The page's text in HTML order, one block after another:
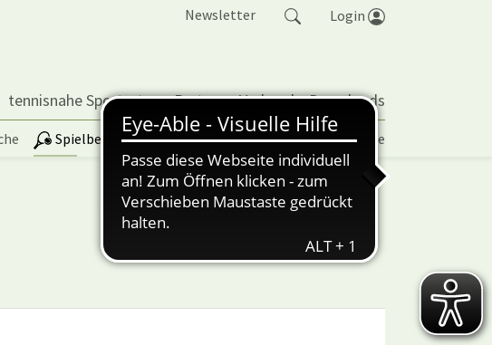
Newsletter Login
tennisnahe Sportarten Partner Verband Downloads
Spielbetrieb | TORP Vereinspokal Turniere